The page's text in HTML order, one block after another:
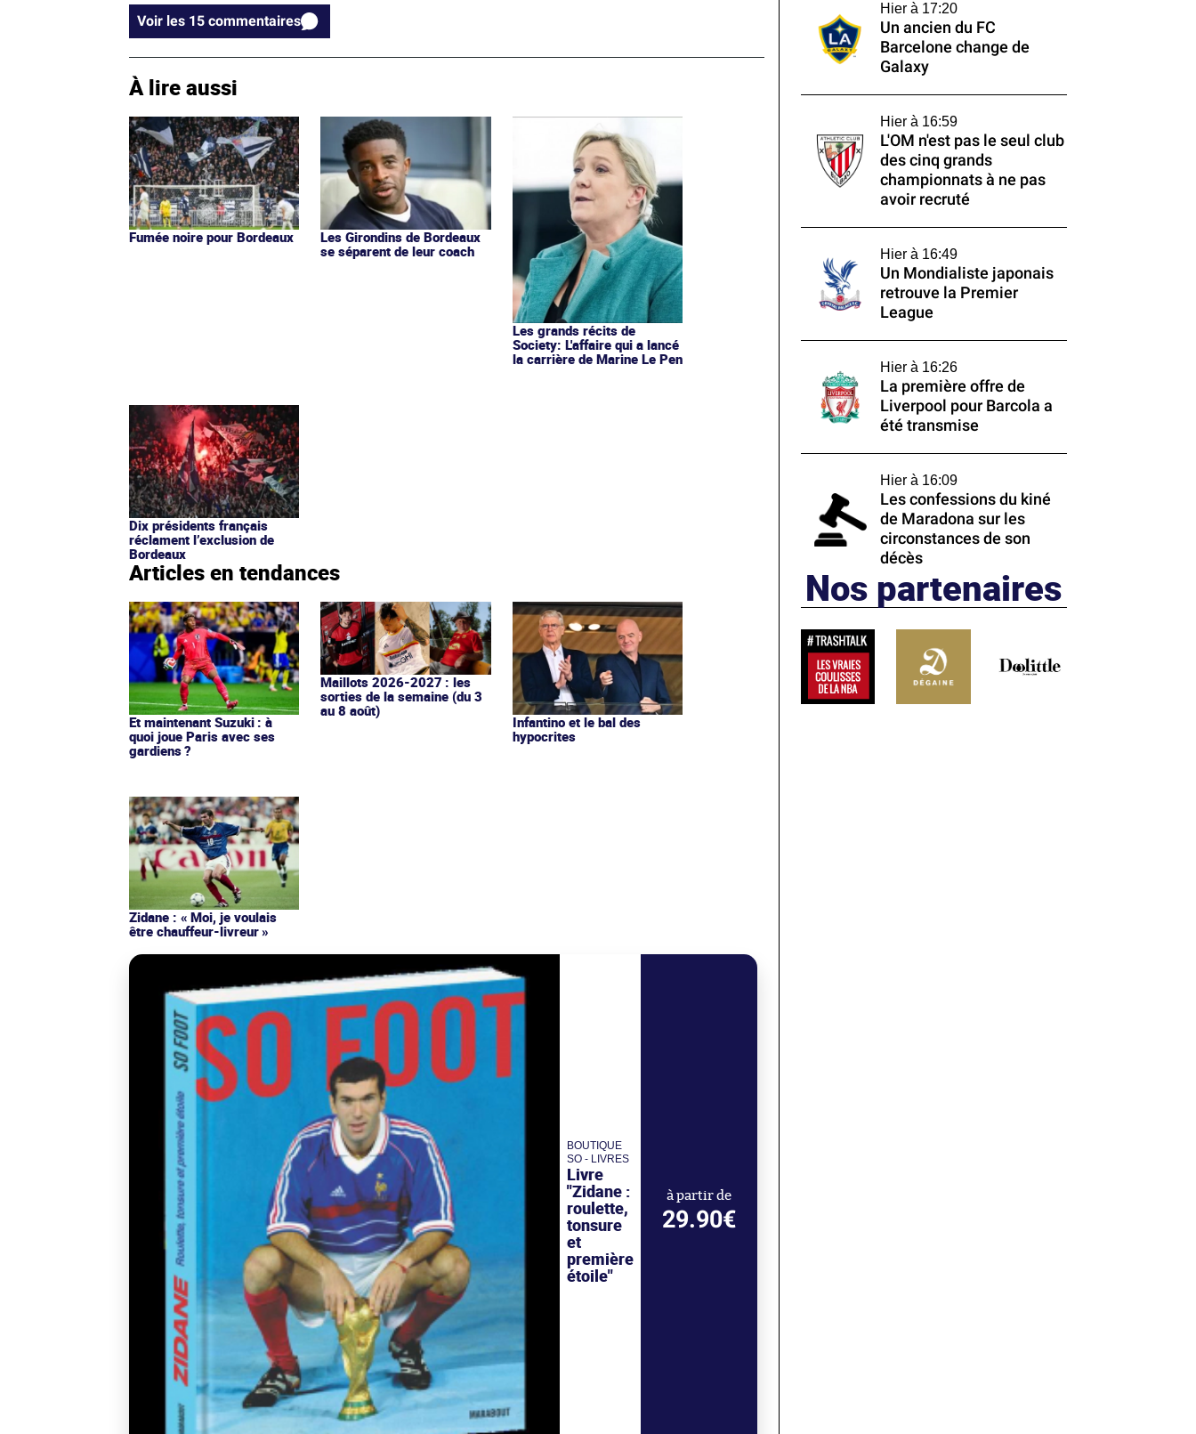
Voir les 15 commentaires
À lire aussi
Fumée noire pour Bordeaux
Les Girondins de Bordeaux
se séparent de leur coach
Les grands récits de
Society: L'affaire qui a lancé
la carrière de Marine Le Pen
Dix présidents français
réclament l’exclusion de
Bordeaux
Articles en tendances
Et maintenant Suzuki : à
quoi joue Paris avec ses
gardiens ?
Maillots 2026-2027 : les
sorties de la semaine (du 3
au 8 août)
Infantino et le bal des
hypocrites
Zidane : « Moi, je voulais
être chauffeur-livreur »
BOUTIQUE
SO - LIVRES
Livre
"Zidane :
roulette,
tonsure
et
première
étoile"
à partir de
29.90€
Hier à 17:20
Un ancien du FC
Barcelone change de
Galaxy
Hier à 16:59
L'OM n'est pas le seul club
des cinq grands
championnats à ne pas
avoir recruté
Hier à 16:49
Un Mondialiste japonais
retrouve la Premier
League
Hier à 16:26
La première offre de
Liverpool pour Barcola a
été transmise
Hier à 16:09
Les confessions du kiné
de Maradona sur les
circonstances de son
décès
Nos partenaires